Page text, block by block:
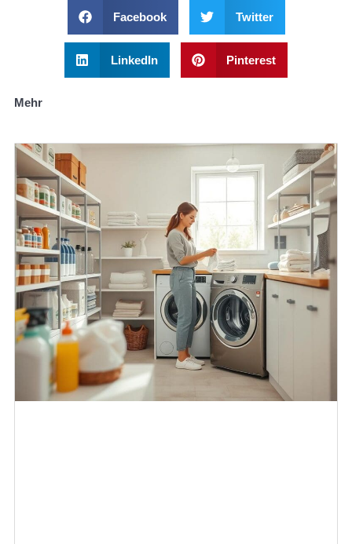
Facebook Twitter
LinkedIn Pinterest
Mehr